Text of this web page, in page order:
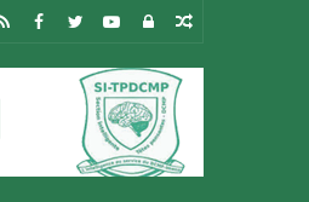
Article
Connexion
YouTube
Twitter
Facebook
RSS